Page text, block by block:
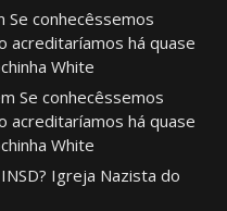
Se conhecêssemos
acreditaríamos há quase
White
Se conhecêssemos
acreditaríamos há quase
White
Igreja Nazista do